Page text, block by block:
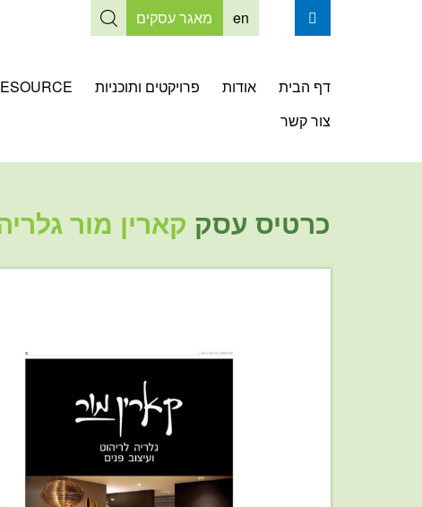
en מאגר עסקים
דף הבית אודות פרויקטים ותוכניות
צור קשר
כרטיס עסק קארין מור